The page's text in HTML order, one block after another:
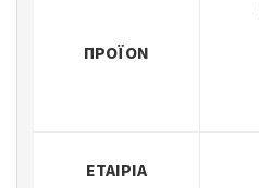
ΠΡΟΪΌΝ
ΕΤΑΙΡΊΑ